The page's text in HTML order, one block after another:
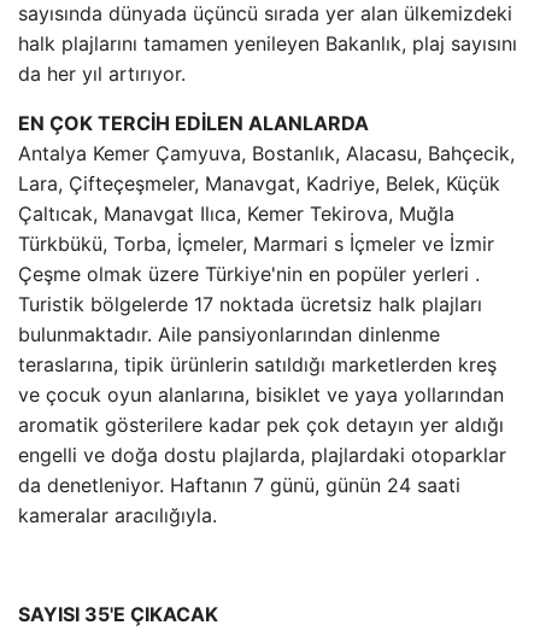
sayısında dünyada üçüncü sırada yer alan ülkemizdeki
halk plajlarını tamamen yenileyen Bakanlık, plaj sayısını
da her yıl artırıyor.
EN ÇOK TERCİH EDİLEN ALANLARDA
Antalya Kemer Çamyuva, Bostanlık, Alacasu, Bahçecik,
Lara, Çifteçeşmeler, Manavgat, Kadriye, Belek, Küçük
Çaltıcak, Manavgat Ilıca, Kemer Tekirova, Muğla
Türkbükü, Torba, İçmeler, Marmari s İçmeler ve İzmir
Çeşme olmak üzere Türkiye'nin en popüler yerleri .
Turistik bölgelerde 17 noktada ücretsiz halk plajları
bulunmaktadır. Aile pansiyonlarından dinlenme
teraslarına, tipik ürünlerin satıldığı marketlerden kreş
ve çocuk oyun alanlarına, bisiklet ve yaya yollarından
aromatik gösterilere kadar pek çok detayın yer aldığı
engelli ve doğa dostu plajlarda, plajlardaki otoparklar
da denetleniyor. Haftanın 7 günü, günün 24 saati
kameralar aracılığıyla.
SAYISI 35'E ÇIKACAK